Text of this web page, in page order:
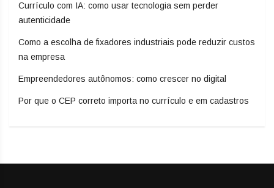
Currículo com IA: como usar tecnologia sem perder
autenticidade
Como a escolha de fixadores industriais pode reduzir custos
na empresa
Empreendedores autônomos: como crescer no digital
Por que o CEP correto importa no currículo e em cadastros